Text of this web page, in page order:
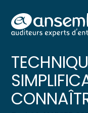
Aller
au
Créer et reprendre
Gérer votre
Piloter votre
Développer votre
Pilotez votre gestion
Suivre votre
Gérer vos
Dématérialiser vos
CENTRE